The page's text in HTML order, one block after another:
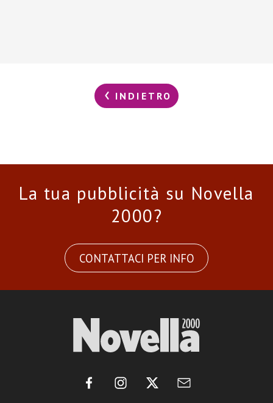
INDIETRO
La tua pubblicità su Novella
2000?
CONTATTACI PER INFO